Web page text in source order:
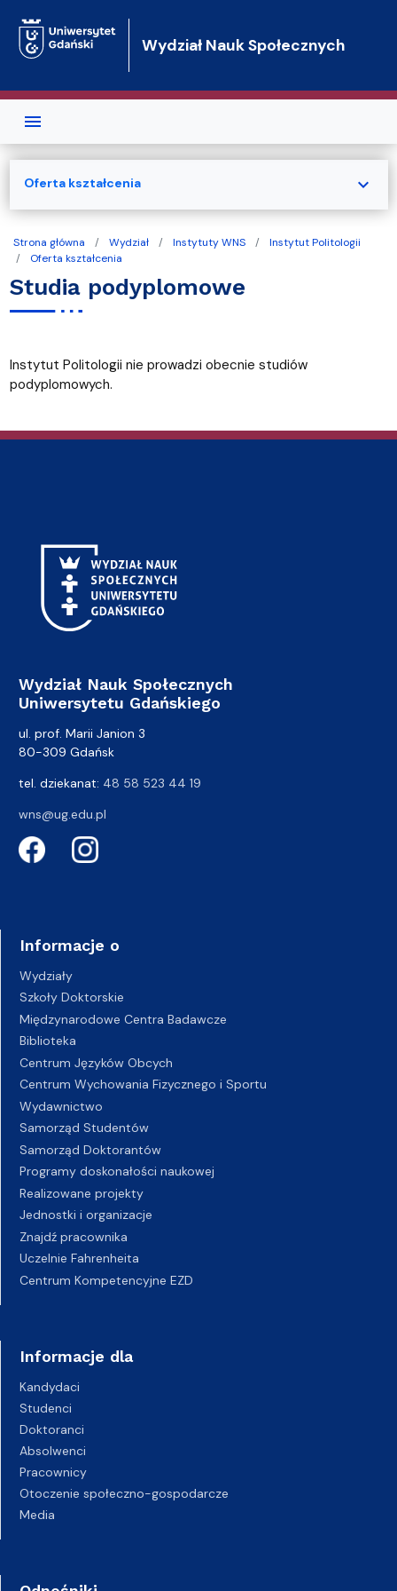
Wydział Nauk Społecznych
Strona główna Wydział Instytuty WNS
Instytut Politologii
Oferta kształcenia
Studia podyplomowe
Instytut Politologii nie prowadzi obecnie studiów
podyplomowych.
Oferta kształcenia expand_more
Wydział Nauk Społecznych
Uniwersytetu Gdańskiego
ul. prof. Marii Janion 3
80-309 Gdańsk
tel. dziekanat: 48 58 523 44 19
wns@ug.edu.pl
Informacje o
Wydziały
Szkoły Doktorskie
Międzynarodowe Centra Badawcze
Biblioteka
Centrum Języków Obcych
Centrum Wychowania Fizycznego i Sportu
Wydawnictwo
Samorząd Studentów
Samorząd Doktorantów
Programy doskonałości naukowej
Realizowane projekty
Jednostki i organizacje
Znajdź pracownika
Uczelnie Fahrenheita
Centrum Kompetencyjne EZD
Informacje dla
Kandydaci
Studenci
Doktoranci
Absolwenci
Pracownicy
Otoczenie społeczno-gospodarcze
Media